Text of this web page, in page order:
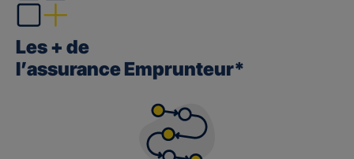
Les + de
l’assurance Emprunteur*